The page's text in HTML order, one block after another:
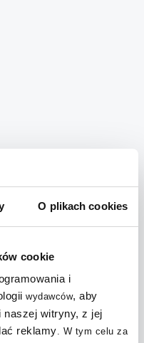
O plikach cookies
cookie
i
wydawców, aby
witryny, z jej
reklamy. W tym celu za
marki